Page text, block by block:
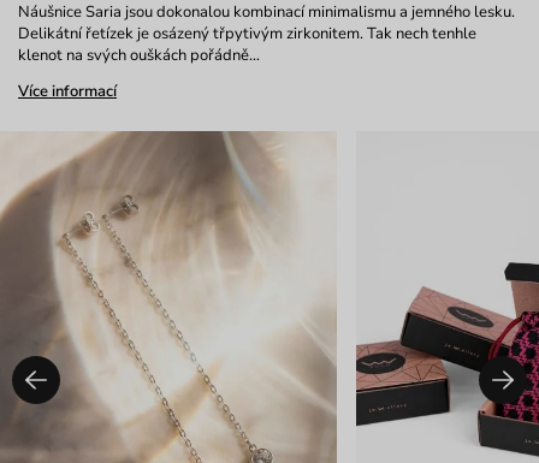
Náušnice Saria jsou dokonalou kombinací minimalismu a jemného lesku.
Delikátní řetízek je osázený třpytivým zirkonitem. Tak nech tenhle
klenot na svých ouškách pořádně…
Více informací